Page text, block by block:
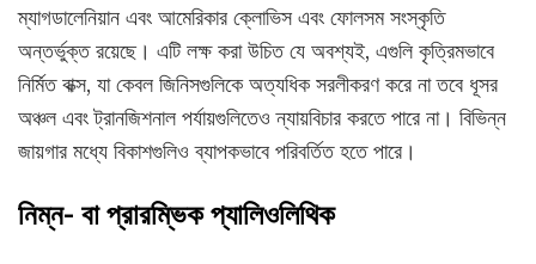
ম্যাগডালেনিয়ান এবং আমেরিকার ক্লোভিস এবং ফোলসম সংস্কৃতি
অন্তর্ভুক্ত রয়েছে। এটি লক্ষ করা উচিত যে অবশ্যই, এগুলি কৃত্রিমভাবে
নির্মিত বাক্স, যা কেবল জিনিসগুলিকে অত্যধিক সরলীকরণ করে না তবে ধূসর
অঞ্চল এবং ট্রানজিশনাল পর্যায়গুলিতেও ন্যায়বিচার করতে পারে না। বিভিন্ন
জায়গার মধ্যে বিকাশগুলিও ব্যাপকভাবে পরিবর্তিত হতে পারে।
নিম্ন- বা প্রারম্ভিক প্যালিওলিথিক